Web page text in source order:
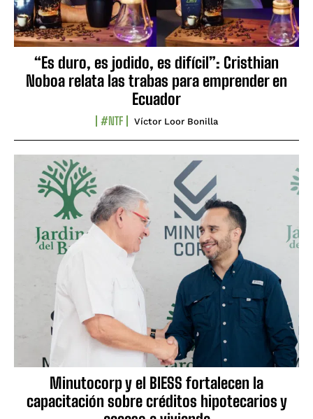
“Es duro, es jodido, es difícil”: Cristhian
Noboa relata las trabas para emprender en
Ecuador
#NTF Víctor Loor Bonilla
Minutocorp y el BIESS fortalecen la
capacitación sobre créditos hipotecarios y